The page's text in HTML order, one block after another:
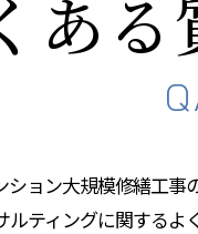
あ
ョン大規模修繕工
ティングに関するよ